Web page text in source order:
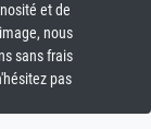
et de
nous
sans frais
pas